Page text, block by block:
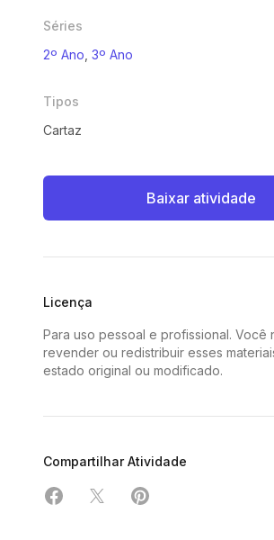
Séries
2º Ano 3º Ano
Tipos
Cartaz
Baixar atividade
Licença
Para uso pessoal e profissional. Você
revender ou redistribuir esses
estado original ou modificado.
Compartilhar Atividade
Compartilhar em Facebook
Compartilhar em X
Compartilhar em